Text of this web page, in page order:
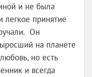
и не была
легкое принятие
Он
на планете
но есть
и всегда